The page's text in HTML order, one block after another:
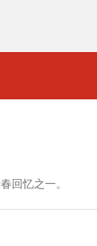
回忆之一。